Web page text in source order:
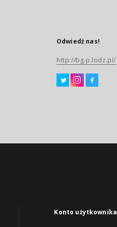
Odwiedź nas!
http://bg.p.lodz.pl/
Konto użytkownika